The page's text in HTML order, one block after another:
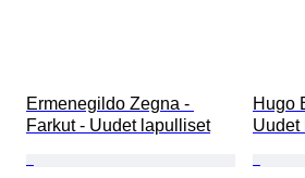
Ermenegildo Zegna -
Farkut - Uudet lapulliset
Hugo
Uudet